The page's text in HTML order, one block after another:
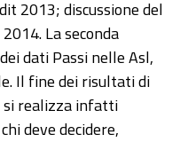
2013; discussione del
La seconda
dati Passi nelle Asl,
Il fine dei risultati di
si realizza infatti
deve decidere,